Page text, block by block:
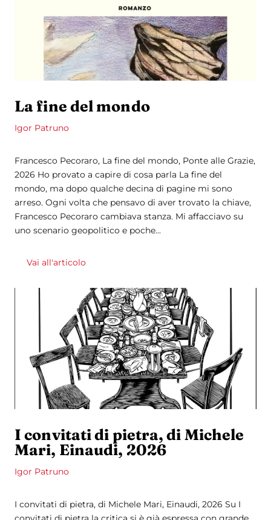
La fine del mondo
Igor Patruno
Francesco Pecoraro, La fine del mondo, Ponte alle Grazie,
2026 Ho provato a capire di cosa parla La fine del
mondo, ma dopo qualche decina di pagine mi sono
arreso. Ogni volta che pensavo di aver trovato la chiave,
Francesco Pecoraro cambiava stanza. Mi affacciavo su
uno scenario geopolitico e poche...
Vai all'articolo
I convitati di pietra, di Michele
Mari, Einaudi, 2026
Igor Patruno
I convitati di pietra, di Michele Mari, Einaudi, 2026 Su I